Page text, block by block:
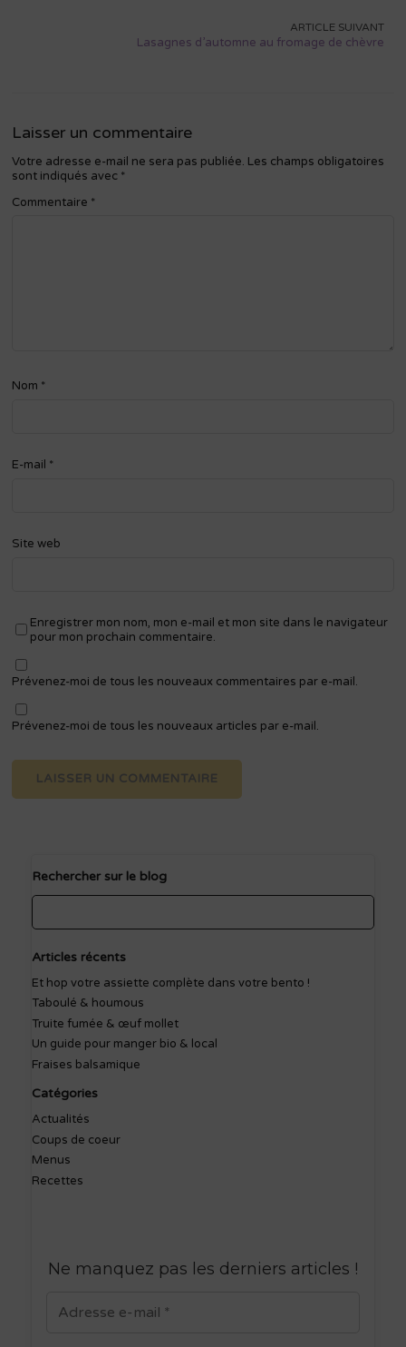
ARTICLE SUIVANT
Lasagnes d’automne au fromage de chèvre
Laisser un commentaire
Votre adresse e-mail ne sera pas publiée. Les champs obligatoires
sont indiqués avec *
Commentaire *
Nom *
E-mail *
Site web
Enregistrer mon nom, mon e-mail et mon site dans le navigateur
pour mon prochain commentaire.
Prévenez-moi de tous les nouveaux commentaires par e-mail.
Prévenez-moi de tous les nouveaux articles par e-mail.
Rechercher sur le blog
Articles récents
Et hop votre assiette complète dans votre bento !
Taboulé & houmous
Truite fumée & œuf mollet
Un guide pour manger bio & local
Fraises balsamique
Catégories
Actualités
Coups de coeur
Menus
Recettes
Ne manquez pas les derniers articles !